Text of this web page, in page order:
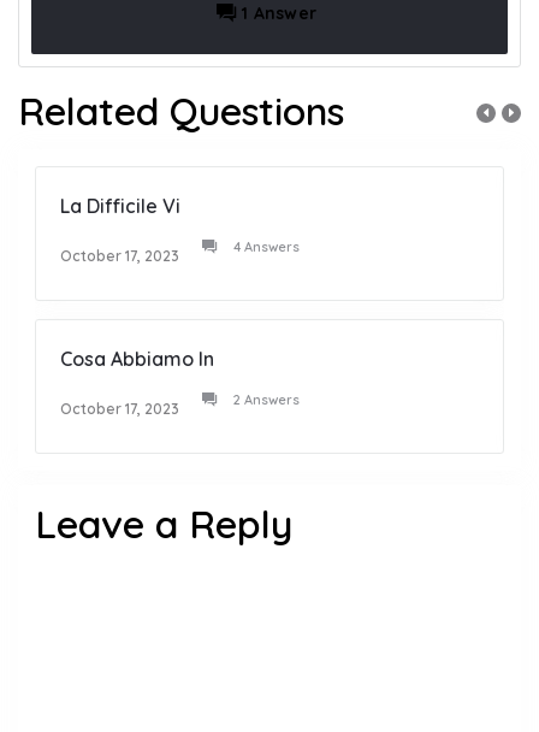
1 Answer
Related Questions
La Difficile Vi
October 17, 2023 4 Answers
Cosa Abbiamo In
October 17, 2023 2 Answers
Leave a Reply